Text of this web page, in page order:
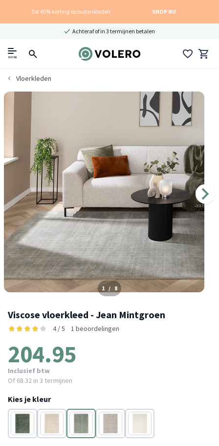
Tot 40% korting op buitenkleden SHOP NU
Achteraf of in 3 termijnen betalen
menu
Vloerkleden
1 / 8
Viscose vloerkleed - Jean Mintgroen
4 / 5 1 beoordelingen
204.95
Inclusief btw
Of 68.32 in 3 termijnen
Kies je kleur
Donkergroen
Beige MintgroenTaupe
Wit